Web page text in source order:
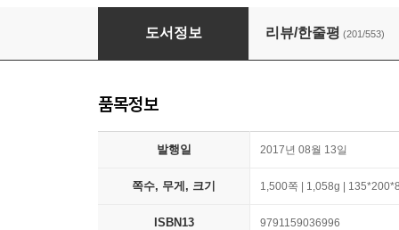
안나 카레니나
도서정보 리뷰/한줄평 (201/553)
품목정보
발행일 2017년 08월 13일
쪽수, 무게, 크기 1,500쪽 | 1,058g |
ISBN13 9791159036996